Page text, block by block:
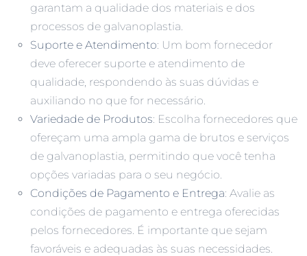
garantam a qualidade dos materiais e dos
processos de galvanoplastia.
Suporte e Atendimento: Um bom fornecedor
deve oferecer suporte e atendimento de
qualidade, respondendo às suas dúvidas e
auxiliando no que for necessário.
Variedade de Produtos: Escolha fornecedores que
ofereçam uma ampla gama de brutos e serviços
de galvanoplastia, permitindo que você tenha
opções variadas para o seu negócio.
Condições de Pagamento e Entrega: Avalie as
condições de pagamento e entrega oferecidas
pelos fornecedores. É importante que sejam
favoráveis e adequadas às suas necessidades.